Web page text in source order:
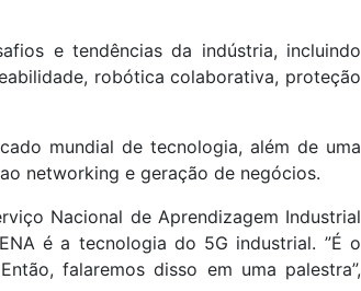
e tendências da indústria, incluindo
robótica colaborativa, proteção
mundial de tecnologia, além de uma
networking e geração de negócios.
Nacional de Aprendizagem Industrial
é a tecnologia do 5G industrial. ”É o
falaremos disso em uma palestra”,